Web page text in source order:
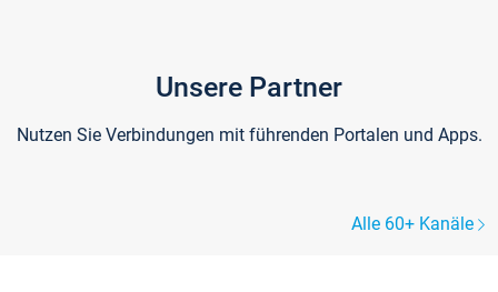
Unsere Partner
Nutzen Sie Verbindungen mit führenden Portalen und Apps.
Alle 60+ Kanäle